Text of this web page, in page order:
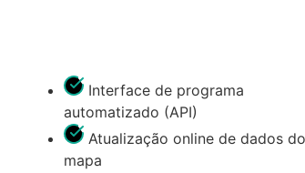
Interface de programa
automatizado (API)
Atualização online de dados do
mapa